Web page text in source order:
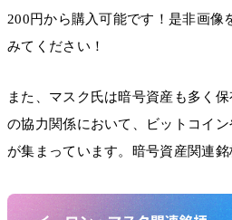
200円から購入可能です！是非画像
みてください！
また、マスク氏は暗号資産も多く
の協力関係において、ビットコイン
が集まっています。暗号資産関連